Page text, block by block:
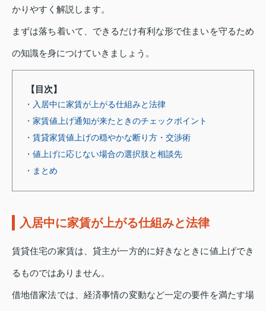
かりやすく解説します。
まずは落ち着いて、できるだけ有利な形で住まいを守るため
の知識を身につけていきましょう。
【目次】
・入居中に家賃が上がる仕組みと法律
・家賃値上げ通知が来たときのチェックポイント
・賃貸家賃値上げの穏やかな断り方・交渉術
・値上げに応じない場合の選択肢と相談先
・まとめ
入居中に家賃が上がる仕組みと法律
賃貸住宅の家賃は、貸主が一方的に好きなときに値上げでき
るものではありません。
借地借家法では、経済事情の変動など一定の要件を満たす場